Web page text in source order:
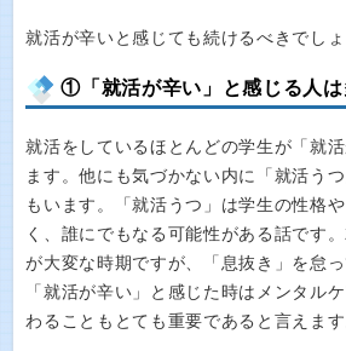
就活が辛いと感じても続けるべきでしょ
①「就活が辛い」と感じる人は
就活をしているほとんどの学生が「就
ます。他にも気づかない内に「就活う
もいます。「就活うつ」は学生の性格
く、誰にでもなる可能性がある話です
が大変な時期ですが、「息抜き」を怠っ
「就活が辛い」と感じた時はメンタル
わることもとても重要であると言えます